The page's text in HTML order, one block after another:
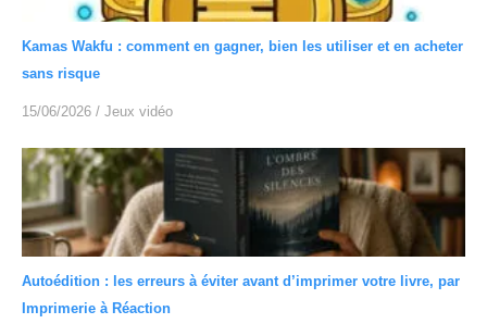
Kamas Wakfu : comment en gagner, bien les utiliser et en acheter
sans risque
15/06/2026 / Jeux vidéo
Autoédition : les erreurs à éviter avant d’imprimer votre livre, par
Imprimerie à Réaction